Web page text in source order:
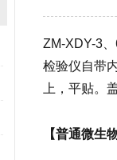
ZM-XDY-3
检验仪自带
上，平贴。
【普通微生